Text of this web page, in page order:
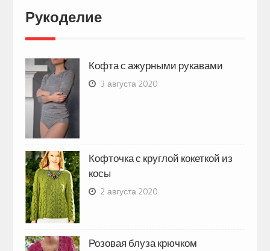
Рукоделие
Кофта с ажурными рукавами
3 августа 2020
Кофточка с круглой кокеткой из
косы
2 августа 2020
Розовая блуза крючком